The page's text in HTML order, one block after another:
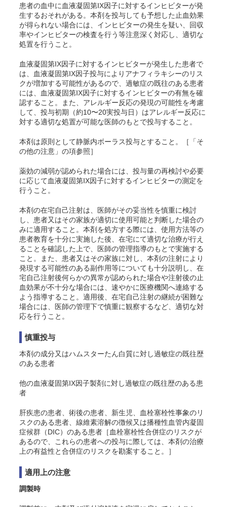
患者の血中に血液凝固第IX因子に対するインヒビターが発
生するおそれがある。本剤を投与しても予想した止血効果
が得られない場合には、インヒビターの発生を疑い、回収
率やインヒビターの検査を行う等注意深く対応し、適切な
処置を行うこと。
血液凝固第IX因子に対するインヒビターが発生した患者で
は、血液凝固第IX因子投与によりアナフィラキシーのリス
クが増加する可能性があるので、過敏症の既往のある患者
には、血液凝固第IX因子に対するインヒビターの有無を確
認すること。また、アレルギー反応の発現の可能性を考慮
して、投与初期（約10〜20実投与日）はアレルギー反応に
対する適切な処置が可能な医師のもとで投与すること。
本剤は原則として静脈内ボーラス投与とすること。［「そ
の他の注意」の項参照］
薬効の減弱が認められた場合には、投与量の再検討や必要
に応じて血液凝固第IX因子に対するインヒビターの測定を
行うこと。
本剤の在宅自己注射は、医師がその妥当性を慎重に検討
し、患者又はその家族が適切に使用可能と判断した場合の
みに適用すること。本剤を処方する際には、使用方法等の
患者教育を十分に実施した後、在宅にて適切な治療が行え
ることを確認した上で、医師の管理指導のもとで実施する
こと。また、患者又はその家族に対し、本剤の注射により
発現する可能性のある副作用等についても十分説明し、在
宅自己注射後何らかの異常が認められた場合や注射後の止
血効果が不十分な場合には、速やかに医療機関へ連絡する
よう指導すること。適用後、在宅自己注射の継続が困難な
場合には、医師の管理下で慎重に観察するなど、適切な対
応を行うこと。
慎重投与
本剤の成分又はハムスターたん白質に対し過敏症の既往歴
のある患者
他の血液凝固第IX因子製剤に対し過敏症の既往歴のある患
者
肝疾患の患者、術後の患者、新生児、血栓塞栓性事象のリ
スクのある患者、線維素溶解の徴候又は播種性血管内凝固
症候群（DIC）のある患者［血栓塞栓性合併症のリスクが
あるので、これらの患者への投与に際しては、本剤の治療
上の有益性と合併症のリスクを勘案すること。］
適用上の注意
調製時